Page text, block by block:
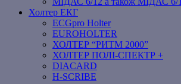
Холтер ЕКГ
ECGpro Holter
EUROHOLTER
ХОЛТЕР “РИТМ 2000”
ХОЛТЕР ПОЛІ-СПЕКТР +
DIACARD
H-SCRIBE